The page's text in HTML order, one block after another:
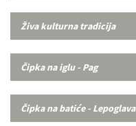
Živa kulturna tradicija
Čipka na iglu - Pag
Čipka na batiće - Lepoglava